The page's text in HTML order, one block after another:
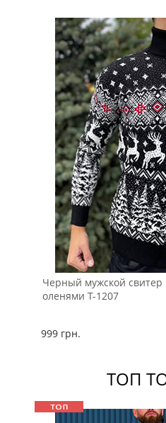
Черный мужской свитер
оленями Т-1207
999 грн.
ТОП